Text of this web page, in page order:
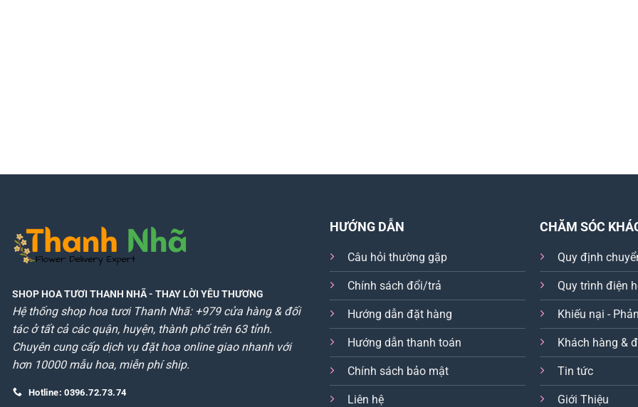
SHOP HOA TƯƠI THANH NHÃ- THAY LỜI YÊU THƯƠNG
Hệ thống shop hoa tươi Thanh Nhã: +979 cửa hàng & đối
tác ở tất cả các quận, huyện, thành phố trên 63 tỉnh.
Chuyên cung cấp dịch vụ đặt hoa online giao nhanh với
hơn 10000 mẫu hoa, miễn phí ship.
Hotline: 0396.72.73.74
HƯỚNG DẪN
Câu hỏi thường gặp
Chính sách đổi/trả
Hướng dẫn đặt hàng
Hướng dẫn thanh toán
Chính sách bảo mật
Liên hệ
CHĂM SÓC
Quy định
Quy trình điện
Khiếu nại -
Khách hàng &
Tin tức
Giới Thiệu